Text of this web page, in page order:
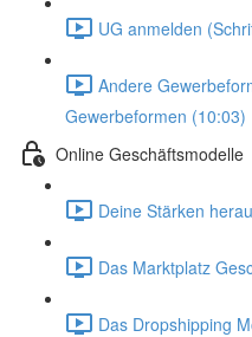
UG anmelden
Andere
Gewerbeformen (10:03)
Online Geschäftsmodelle
Deine Stärken
Das Marktplatz
Das Dropshipping